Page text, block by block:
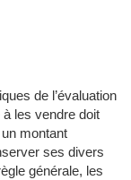
de l’évaluation
les vendre doit
montant
ses divers
générale, les